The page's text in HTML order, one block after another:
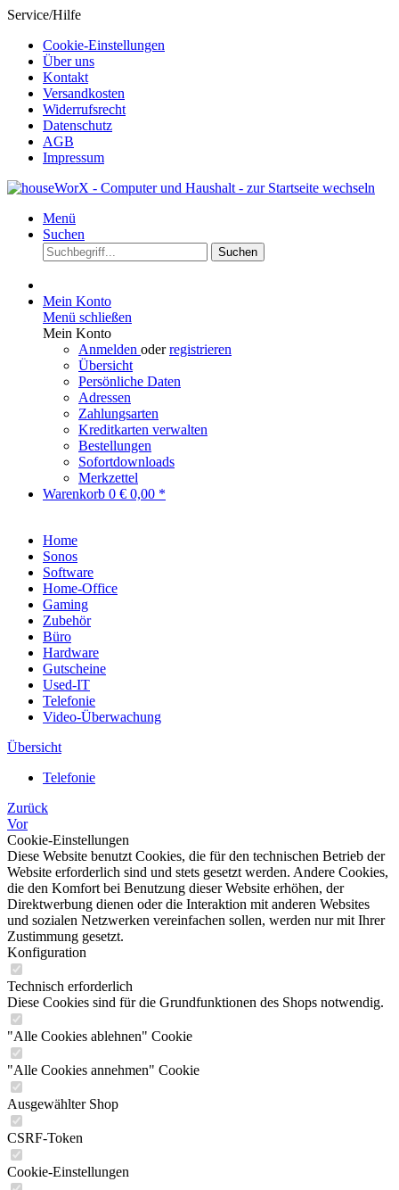
Service/Hilfe
Cookie-Einstellungen
Über uns
Kontakt
Versandkosten
Widerrufsrecht
Datenschutz
AGB
Impressum
Menü
Suchen
Suchen
Mein Konto
Menü schließen
Mein Konto
Anmelden oderregistrieren
Übersicht
Persönliche Daten
Adressen
Zahlungsarten
Kreditkarten verwalten
Bestellungen
Sofortdownloads
Merkzettel
Warenkorb 0 € 0,00 *
Home
Sonos
Software
Home-Office
Gaming
Zubehör
Büro
Hardware
Gutscheine
Used-IT
Telefonie
Video-Überwachung
Übersicht
Telefonie
Zurück
Vor
Cookie-Einstellungen
Diese Website benutzt Cookies, die für den technischen Betrieb der
Website erforderlich sind und stets gesetzt werden. Andere Cookies,
die den Komfort bei Benutzung dieser Website erhöhen, der
Direktwerbung dienen oder die Interaktion mit anderen Websites
und sozialen Netzwerken vereinfachen sollen, werden nur mit Ihrer
Zustimmung gesetzt.
Konfiguration
Technisch erforderlich
Diese Cookies sind für die Grundfunktionen des Shops notwendig.
"Alle Cookies ablehnen" Cookie
"Alle Cookies annehmen" Cookie
Ausgewählter Shop
CSRF-Token
Cookie-Einstellungen